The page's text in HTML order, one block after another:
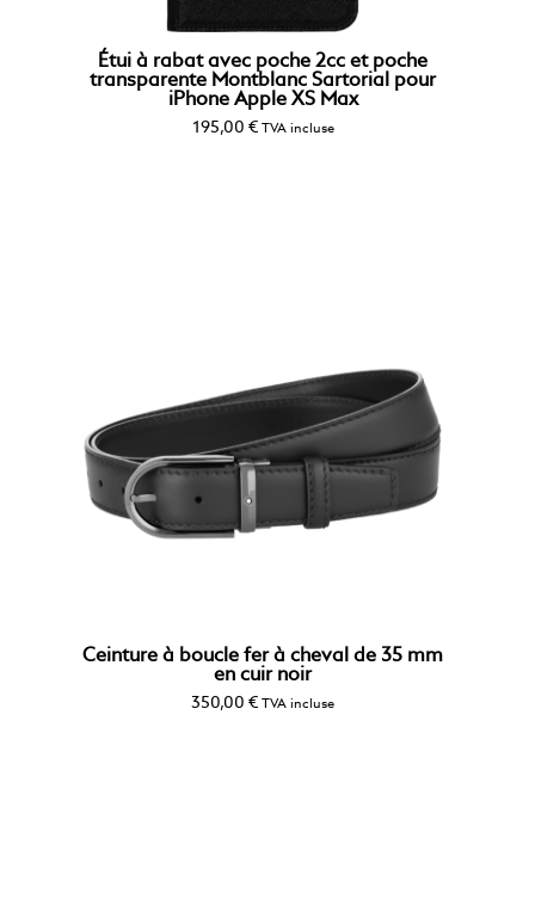
Étui à rabat avec poche 2cc et poche
transparente Montblanc Sartorial pour
iPhone Apple XS Max
195,00 € TVA incluse
Ceinture à boucle fer à cheval de 35 mm
en cuir noir
350,00 € TVA incluse